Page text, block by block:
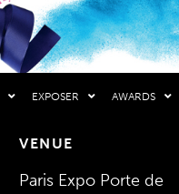
EXPOSER AWARDS
VENUE
Paris Expo Porte de